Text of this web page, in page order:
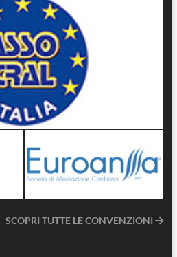
SCOPRI TUTTE LE CONVENZIONI